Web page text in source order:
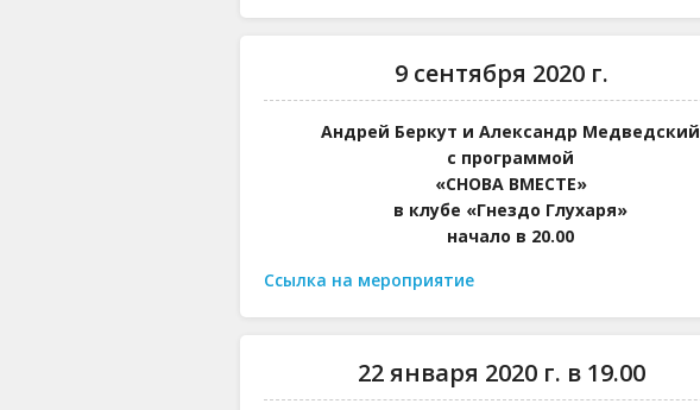
9 сентября 2020 г.
Андрей Беркут и Александр Медведский
с программой
«СНОВА ВМЕСТЕ»
в клубе «Гнездо Глухаря»
начало в 20.00
Ссылка на мероприятие
22 января 2020 г. в 19.00